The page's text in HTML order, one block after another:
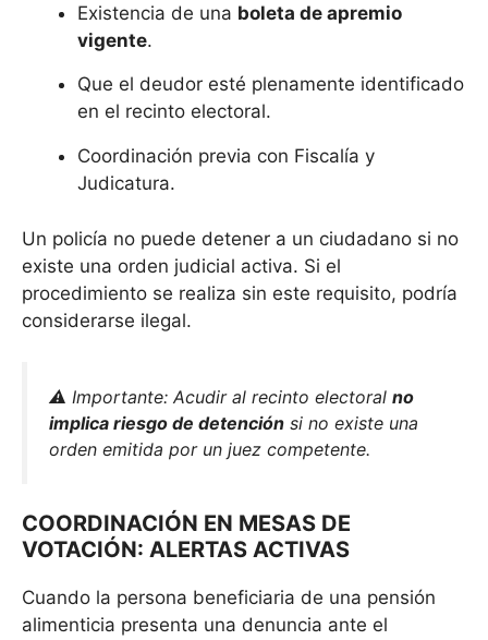
Existencia de una boleta de apremio
vigente.
Que el deudor esté plenamente identificado
en el recinto electoral.
Coordinación previa con Fiscalía y
Judicatura.
Un policía no puede detener a un ciudadano si no
existe una orden judicial activa. Si el
procedimiento se realiza sin este requisito, podría
considerarse ilegal.
⚠️ Importante: Acudir al recinto electoral no
implica riesgo de detención si no existe una
orden emitida por un juez competente.
COORDINACIÓN EN MESAS DE
VOTACIÓN: ALERTAS ACTIVAS
Cuando la persona beneficiaria de una pensión
alimenticia presenta una denuncia ante el